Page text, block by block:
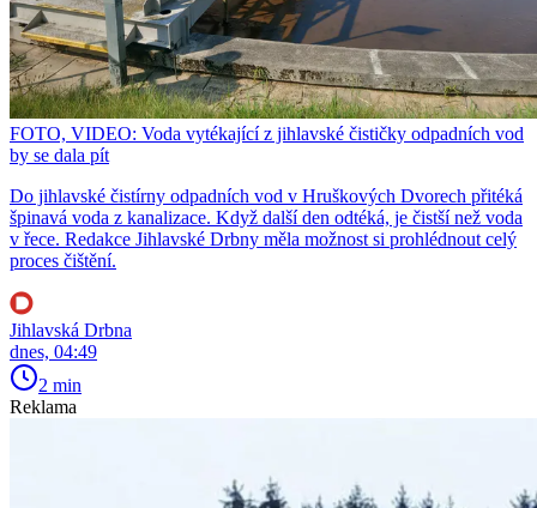
FOTO, VIDEO: Voda vytékající z jihlavské čističky odpadních vod
by se dala pít
Do jihlavské čistírny odpadních vod v Hruškových Dvorech přitéká
špinavá voda z kanalizace. Když další den odtéká, je čistší než voda
v řece. Redakce Jihlavské Drbny měla možnost si prohlédnout celý
proces čištění.
Jihlavská Drbna
dnes, 04:49
2 min
Reklama